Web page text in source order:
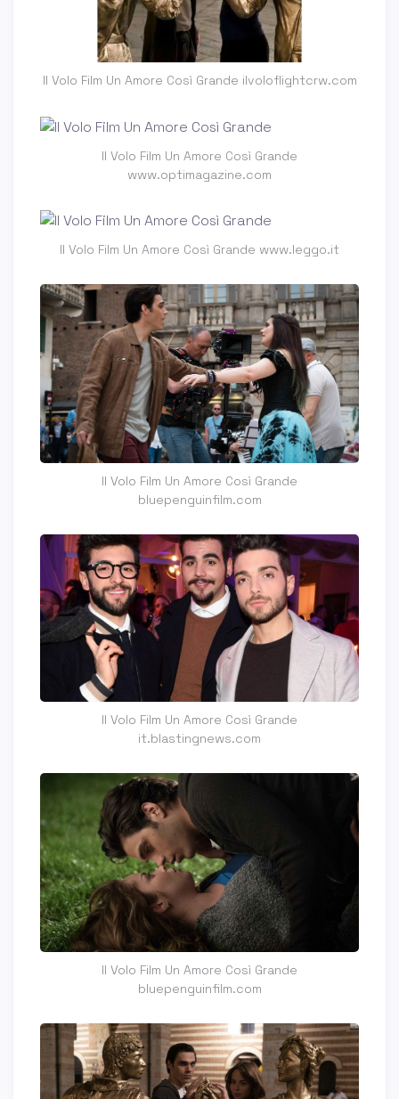
Il Volo Film Un Amore Così Grande ilvoloflightcrw.com
Il Volo Film Un Amore Così Grande
www.optimagazine.com
Il Volo Film Un Amore Così Grande www.leggo.it
Il Volo Film Un Amore Così Grande
bluepenguinfilm.com
Il Volo Film Un Amore Così Grande
it.blastingnews.com
Il Volo Film Un Amore Così Grande
bluepenguinfilm.com